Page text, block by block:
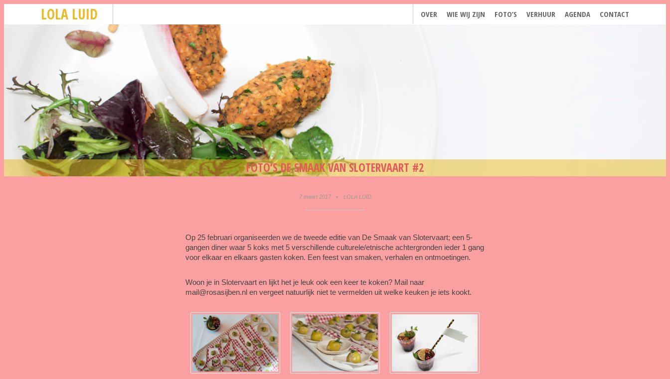
LOLA LUID OVER WIE WIJ ZIJN FOTO’S VERHUUR AGENDA CONTACT
FOTO’S DE SMAAK VAN SLOTERVAART #2
7 maart 2017 • LOLA LUID
Op 25 februari organiseerden we de tweede editie van De Smaak van Slotervaart; een 5-
gangen diner waar 5 koks met 5 verschillende culturele/etnische achtergronden ieder 1 gang
voor elkaar en elkaars gasten koken. Een feest van smaken, verhalen en ontmoetingen.
Woon je in Slotervaart en lijkt het je leuk ook een keer te koken? Mail naar
mail@rosasijben.nl en vergeet natuurlijk niet te vermelden uit welke keuken je iets kookt.